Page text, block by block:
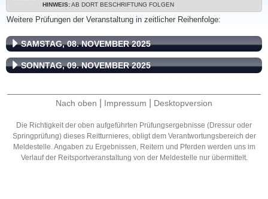
HINWEIS:AB DORT BESCHRIFTUNG FOLGEN
Weitere Prüfungen der Veranstaltung in zeitlicher Reihenfolge:
SAMSTAG, 08. NOVEMBER 2025
SONNTAG, 09. NOVEMBER 2025
Nach oben Impressum Desktopversion
Die Richtigkeit der oben aufgeführten Prüfungsergebnisse (Dressur oder
Springprüfung) dieses Reitturnieres, obligt dem Verantwortungsbereich der
Meldestelle. Angaben zu Ergebnissen, Reitern und Pferden werden uns im
Verlauf der Reitsportveranstaltung von der Meldestelle nur übermittelt.